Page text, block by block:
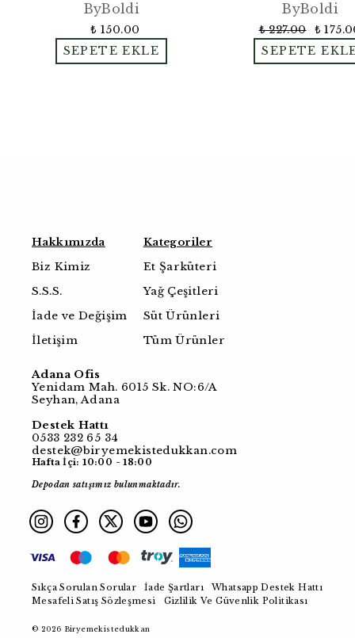
ByBoldi
₺ 150.00
SEPETE EKLE
ByBoldi
₺ 227.00 ₺
SEPETE
Hakkımızda
Biz Kimiz
S.S.S.
İade ve Değişim
İletişim
Kategoriler
Et Şarküteri
Yağ Çeşitleri
Süt Ürünleri
Tüm Ürünler
Adana Ofis
Yenidam Mah. 6015 Sk. NO:6/A
Seyhan, Adana
Destek Hattı
0533 232 65 34
destek@biryemekistedukkan.com
Hafta İçi: 10:00 - 18:00
Depodan satışımız bulunmaktadır.
© 2026 Biryemekistedukkan
Sıkça Sorulan Sorular İade Şartları
Whatsapp Destek Hattı
Mesafeli Satış Sözleşmesi
Gizlilik Ve Güvenlik Politikası